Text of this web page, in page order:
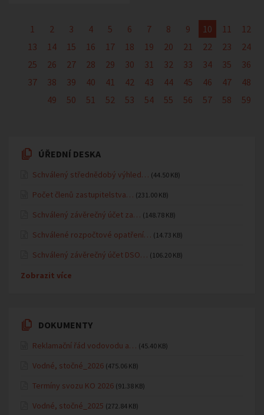
1 2 3 4 5 6 7 8 9 10 11
12
13
14 15 16 17 18 19 20 21 22 23
24
25
26 27 28 29 30 31 32 33 34 35
36
37
38 39 40 41 42 43 44 45 46 47
48
49
50 51 52 53 54 55 56 57 58 59
ÚŘEDNÍ DESKA
Schválený střednědobý výhled… (44.50 KB)
Počet členů zastupitelstva… (231.00 KB)
Schválený závěrečný účet za… (148.78 KB)
Schválené rozpočtové opatření… (14.73 KB)
Schválený závěrečný účet DSO… (106.20 KB)
Zobrazit více
DOKUMENTY
Reklamační řád vodovodu a… (45.40 KB)
Vodné, stočné_2026 (475.06 KB)
Termíny svozu KO 2026 (91.38 KB)
Vodné, stočné_2025 (272.84 KB)